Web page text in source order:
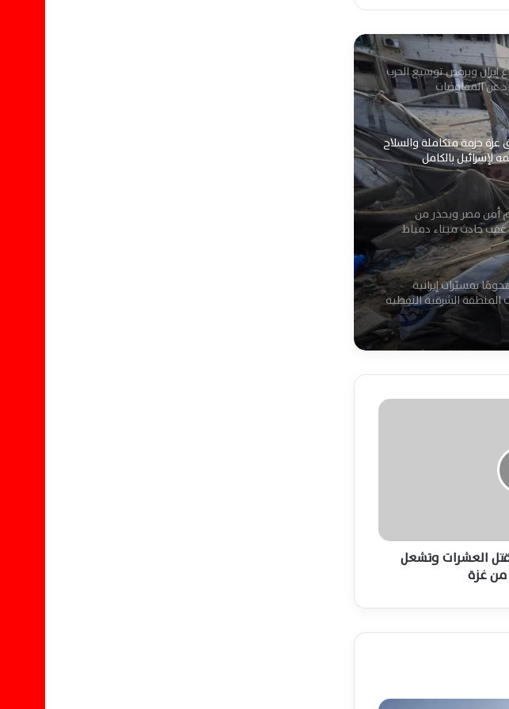
والمقيمين حفاظًا على
إيران ويرفض توسيع الحرب
المفاوضات
حزمة متكاملة والسلاح
لإسرائيل بالكامل
أمن مصر ويحذر من
حادث ميناء دمياط
بمسيّرات إيرانية
الشرقية النفطية
تقدماً جديداً بشمال
على الدعم السريع
لحماية الملاحة البحرية
يعلن ردًا عسكريًا حاسمًا
أمريكي تاريخي يعيد
الأوسط ويثير تساؤلات
العشرات وتشعل
من غزة